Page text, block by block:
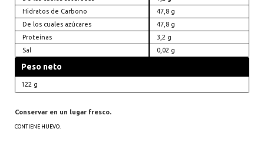
Hidratos de Carbono
47,8 g
De los cuales azúcares
47,8 g
Proteínas
3,2 g
Sal
0,02 g
Peso neto
122 g
Conservar en un lugar fresco.
CONTIENE HUEVO.